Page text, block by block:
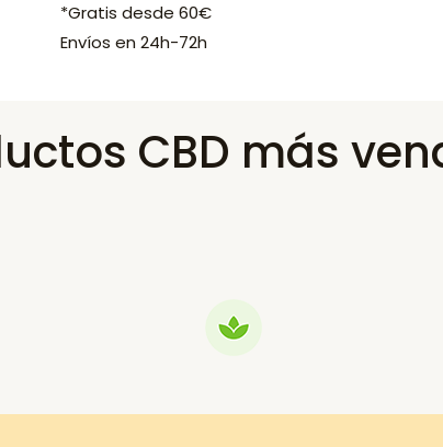
*Gratis desde 60€
Envíos en 24h-72h
CBD más